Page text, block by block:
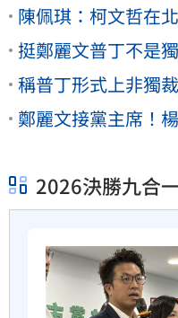
陳佩琪：柯文哲在
挺鄭麗文普丁不是
稱普丁形式上非獨
鄭麗文接黨主席！
2026決勝九合